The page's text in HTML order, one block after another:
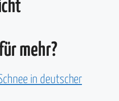
mehr?
in deutscher